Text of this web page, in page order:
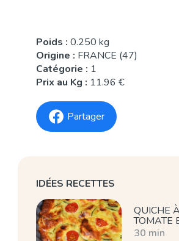
Poids : 0.250 kg
Origine : FRANCE (47)
Catégorie : 1
Prix au Kg : 11.96 €
Partager
IDÉES RECETTES
QUICHE
TOMATE
30 min